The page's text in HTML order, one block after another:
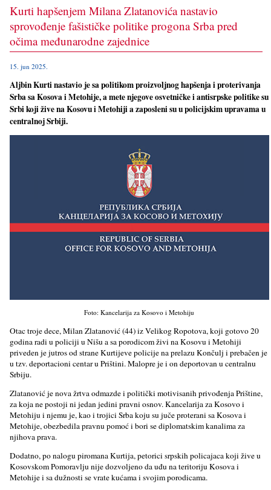
Kurti hapšenjem Milana Zlatanovića nastavio
sprovođenje fašističke politike progona Srba pred
očima međunarodne zajednice
15. jun 2025.
Aljbin Kurti nastavio je sa politikom proizvoljnog hapšenja i proterivanja
Srba sa Kosova i Metohije, a mete njegove osvetničke i antisrpske politike su
Srbi koji žive na Kosovu i Metohiji a zaposleni su u policijskim upravama u
centralnoj Srbiji.
Foto: Kancelarija za Kosovo i Metohiju
Otac troje dece, Milan Zlatanović (44) iz Velikog Ropotova, koji gotovo 20
godina radi u policiji u Nišu a sa porodicom živi na Kosovu i Metohiji
priveden je jutros od strane Kurtijeve policije na prelazu Končulj i prebačen je
u tzv. deportacioni centar u Prištini. Malopre je i on deportovan u centralnu
Srbiju.
Zlatanović je nova žrtva odmazde i politički motivisanih privođenja Prištine,
za koja ne postoji ni jedan jedini pravni osnov. Kancelarija za Kosovo i
Metohiju i njemu je, kao i trojici Srba koju su juče proterani sa Kosova i
Metohije, obezbedila pravnu pomoć i bori se diplomatskim kanalima za
njihova prava.
Dodatno, po nalogu piromana Kurtija, petorici srpskih policajaca koji žive u
Kosovskom Pomoravlju nije dozvoljeno da uđu na teritoriju Kosova i
Metohije i sa dužnosti se vrate kućama i svojim porodicama.